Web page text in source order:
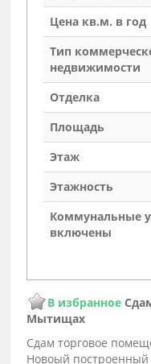
Цена кв.м. в год
Тип
недвижимости
Отделка
Площадь
Этаж
Этажность
Коммунальные
включены
В избранное
Мытищах
Сдам торговое
Новоый построенный